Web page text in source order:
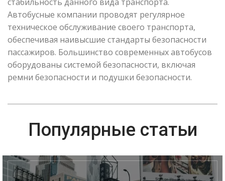
Автобусные компании проводят регулярное
техническое обслуживание своего транспорта,
обеспечивая наивысшие стандарты безопасности
пассажиров. Большинство современных автобусов
оборудованы системой безопасности, включая
ремни безопасности и подушки безопасности.
Популярные статьи